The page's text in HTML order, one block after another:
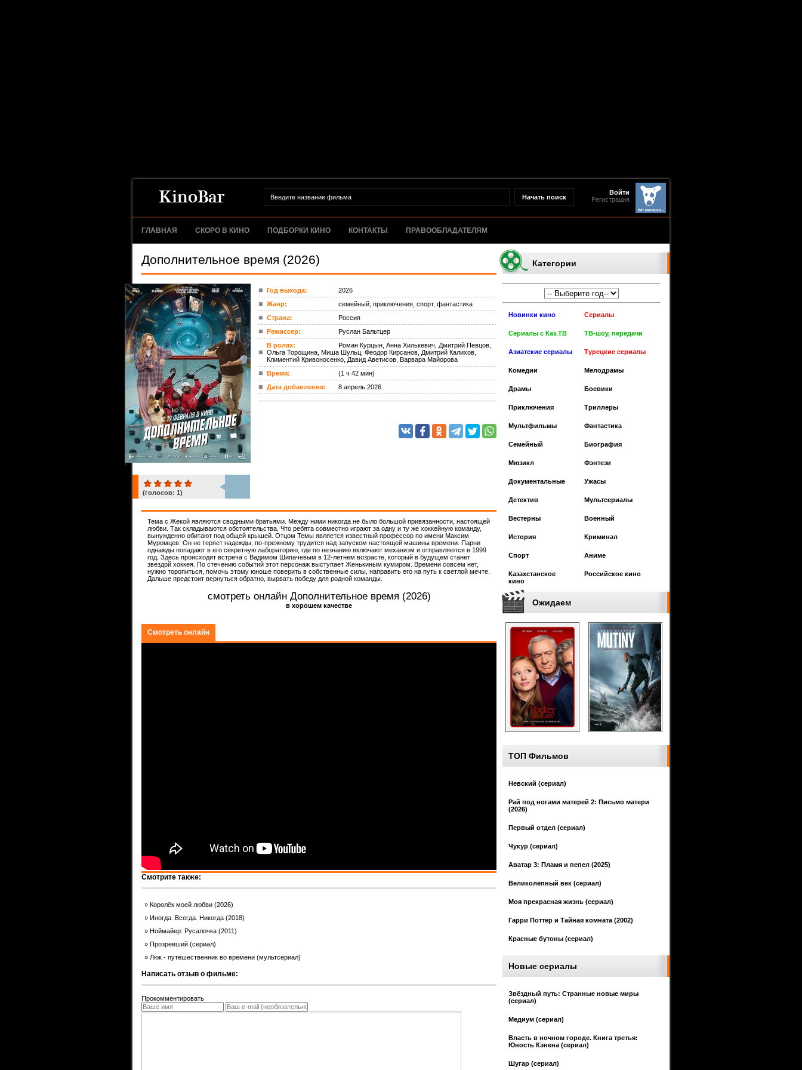
Войти
Регистрация
ГЛАВНАЯ СКОРО В КИНО ПОДБОРКИ КИНО КОНТАКТЫ ПРАВООБЛАДАТЕЛЯМ
Дополнительное время (2026)
ком.
(голосов: 1)
Год выхода:
2026
Жанр:
семейный, приключения, спорт, фантастика
Страна:
Россия
Режиссер:
Руслан Бальтцер
В ролях:
Роман Курцын, Анна Хилькевич, Дмитрий Певцов,
Ольга Торощина, Миша Шульц, Феодор Кирсанов, Дмитрий Калихов,
Климентий Кривоносенко, Давид Аветисов, Варвара Майорова
Время:
(1 ч 42 мин)
Дата добавления:
8 апрель 2026
Тема с Жекой являются сводными братьями. Между ними никогда не было большой привязанности, настоящей
любви. Так складываются обстоятельства. Что ребята совместно играют за одну и ту же хоккейную команду,
вынужденно обитают под общей крышей. Отцом Темы является известный профессор по имени Максим
Муромцев. Он не теряет надежды, по-прежнему трудится над запуском настоящей машины времени. Парни
однажды попадают в его секретную лабораторию, где по незнанию включают механизм и отправляются в 1999
год. Здесь происходит встреча с Вадимом Шипачевым в 12-летнем возрасте, который в будущем станет
звездой хоккея. По стечению событий этот персонаж выступает Женькиным кумиром. Времени совсем нет,
нужно торопиться, помочь этому юноше поверить в собственные силы, направить его на путь к светлой мечте.
Дальше предстоит вернуться обратно, вырвать победу для родной команды.
смотреть онлайн Дополнительное время (2026)
в хорошем качестве
Смотреть онлайн
Смотрите также:
Королёк моей любви (2026)
Иногда. Всегда. Никогда (2018)
Ноймайер: Русалочка (2011)
Прозревший (сериал)
Люк - путешественник во времени (мультсериал)
Написать отзыв о фильме:
Прокомментировать
Категории
Новинки кино Сериалы
Сериалы с Каз.ТВ ТВ-шоу, передачи
Азиатские сериалы Турецкие сериалы
Комедии Мелодрамы
Драмы Боевики
Приключения Триллеры
Мультфильмы Фантастика
Cемейный Биография
Мюзикл Фэнтези
Документальные Ужасы
Детектив Мультсериалы
Вестерны Военный
История Криминал
Спорт Аниме
Казахстанское
кино
Российское кино
Ожидаем
ТОП Фильмов
Невский (сериал)
Рай под ногами матерей 2: Письмо матери
(2026)
Первый отдел (сериал)
Чукур (сериал)
Аватар 3: Пламя и пепел (2025)
Великолепный век (сериал)
Моя прекрасная жизнь (сериал)
Гарри Поттер и Тайная комната (2002)
Красные бутоны (сериал)
Новые сериалы
Звёздный путь: Странные новые миры
(сериал)
Медиум (сериал)
Власть в ночном городе. Книга третья:
Юность Кэнена (сериал)
Шугар (сериал)